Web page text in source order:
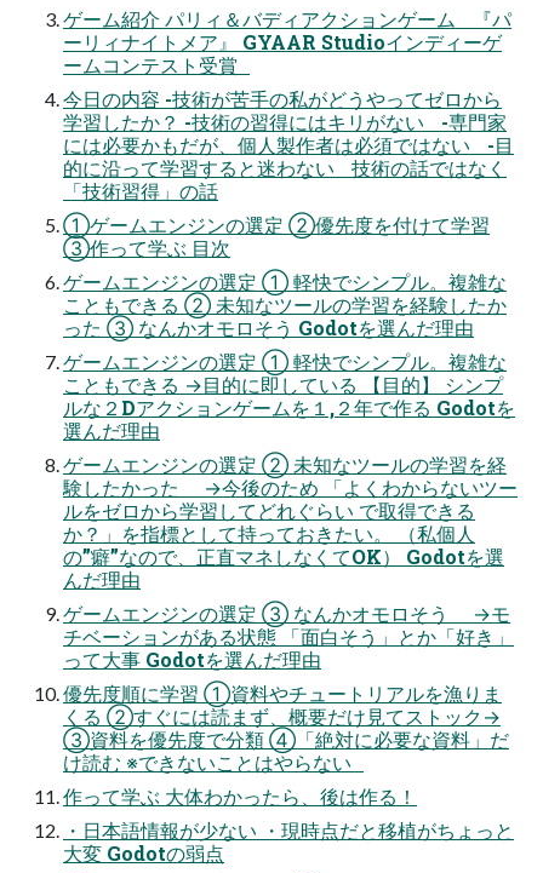
ゲーム紹介 パリィ＆バディアクションゲーム 『パ
ーリィナイトメア』 GYAAR Studioインディーゲ
ームコンテスト受賞
今⽇の内容 -技術が苦手の私がどうやってゼロから
学習したか？ -技術の習得にはキリがない -専門家
には必要かもだが、個人製作者は必須ではない -目
的に沿って学習すると迷わない 技術の話ではなく
「技術習得」の話
①ゲームエンジンの選定 ②優先度を付けて学習
③作って学ぶ ⽬次
ゲームエンジンの選定 ① 軽快でシンプル。複雑な
こともできる ② 未知なツールの学習を経験したか
った ③ なんかオモロそう Godotを選んだ理由
ゲームエンジンの選定 ① 軽快でシンプル。複雑な
こともできる →⽬的に即している 【⽬的】 シンプ
ルな２Dアクションゲームを１,２年で作る Godotを
選んだ理由
ゲームエンジンの選定 ② 未知なツールの学習を経
験したかった →今後のため 「よくわからないツー
ルをゼロから学習してどれぐらい で取得できる
か？」を指標として持っておきたい。 （私個⼈
の”癖”なので、正直マネしなくてOK） Godotを選
んだ理由
ゲームエンジンの選定 ③ なんかオモロそう →モ
チベーションがある状態 「⾯⽩そう」とか「好き」
って⼤事 Godotを選んだ理由
優先度順に学習 ①資料やチュートリアルを漁りま
くる ②すぐには読まず、概要だけ⾒てストック→
③資料を優先度で分類 ④「絶対に必要な資料」だ
け読む ※できないことはやらない
作って学ぶ ⼤体わかったら、後は作る！
・⽇本語情報が少ない ・現時点だと移植がちょっと
⼤変 Godotの弱点